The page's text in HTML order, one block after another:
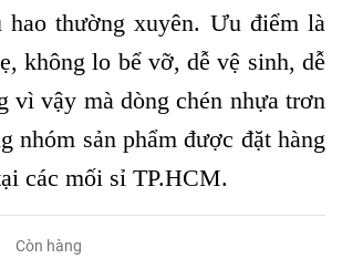
hao thường xuyên. Ưu điểm là
không lo bể vỡ, dễ vệ sinh, dễ
vì vậy mà dòng chén nhựa trơn
nhóm sản phẩm được đặt hàng
các mối sỉ TP.HCM.
Còn hàng